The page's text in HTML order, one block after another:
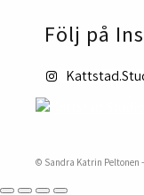
Följ på
© Sandra Katrin Peltonen -